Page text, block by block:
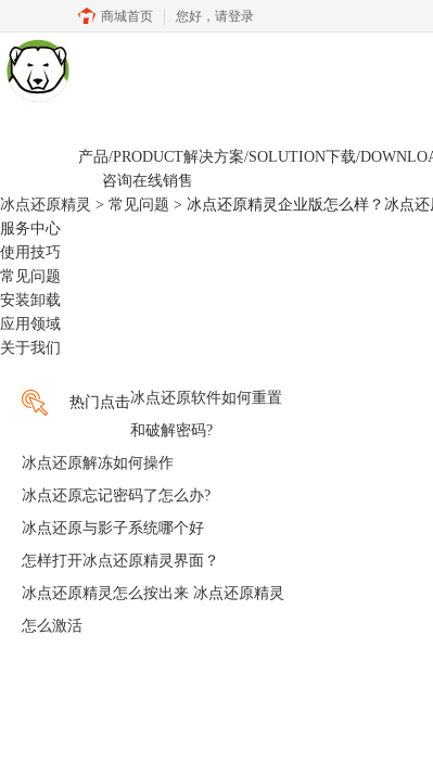
商城首页 您好， 请登录
产品/PRODUCT解决方案/SOLUTION下载/
咨询在线销售
冰点还原精灵 > 常见问题 > 冰点还原精灵企业版怎么样？冰点
服务中心
使用技巧
常见问题
安装卸载
应用领域
关于我们
热门点击冰点还原软件如何重置
和破解密码?
冰点还原解冻如何操作
冰点还原忘记密码了怎么办?
冰点还原与影子系统哪个好
怎样打开冰点还原精灵界面？
冰点还原精灵怎么按出来 冰点还原精灵
怎么激活